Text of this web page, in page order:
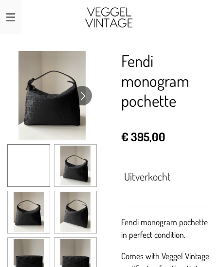
Ga
direct
Fendi
monogram
pochette
€ 395,00
Uitverkocht
Fendi monogram pochette
in perfect condition.
Comes with Veggel Vintage